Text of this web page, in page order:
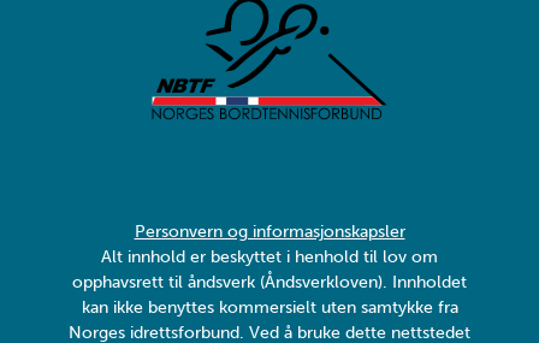
Personvern og informasjonskapsler
Alt innhold er beskyttet i henhold til lov om
opphavsrett til åndsverk (Åndsverkloven). Innholdet
kan ikke benyttes kommersielt uten samtykke fra
Norges idrettsforbund. Ved å bruke dette nettstedet